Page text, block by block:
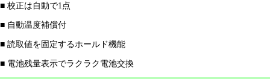
■ 校正は自動で1点
■ 自動温度補償付
■ 読取値を固定するホールド機能
■ 電池残量表示でラクラク電池交換